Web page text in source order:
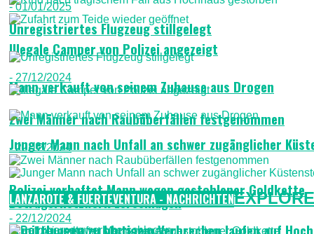
- 01/01/2025
Illegale Camper von Polizei angezeigt
- 27/12/2024
Zwei Männer nach Raubüberfällen festgenommen
- 22/12/2024
Polizei verhaftet Mann wegen gestohlener Goldkette
- 22/12/2024
Unregistriertes Flugzeug stillgelegt
Mann verkauft von seinem Zuhause aus Drogen
Junger Mann nach Unfall an schwer zugänglicher
Betrügernetzwerk zerschlagen
LANZAROTE & FUERTEVENTURA - NACHRICHTEN